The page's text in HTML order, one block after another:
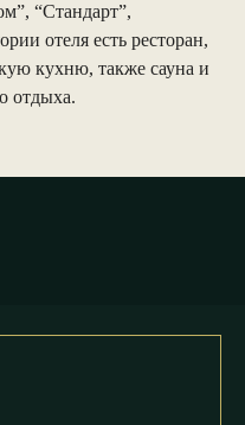
“Стандарт”,
отеля есть ресторан,
кухню, также сауна и
отдыха.